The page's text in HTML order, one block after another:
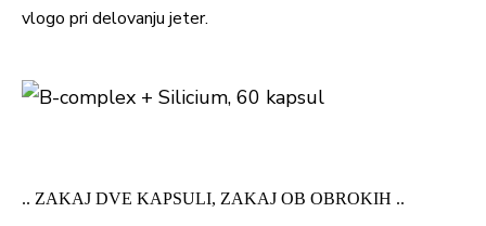
vlogo pri delovanju jeter.
.. ZAKAJ DVE KAPSULI, ZAKAJ OB OBROKIH ..